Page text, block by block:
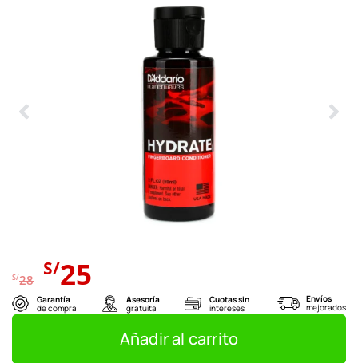
S/28 El
precio
original
era:
S/25 precio
actual
es:
S/25.
Garantía
de compra
Asesoría
gratuita
Cuotas sin
intereses
Envíos
mejorados
Añadir al carrito